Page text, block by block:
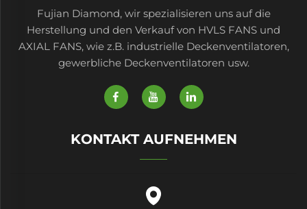
Fujian Diamond, wir spezialisieren uns auf die
Herstellung und den Verkauf von HVLS FANS und
AXIAL FANS, wie z.B. industrielle Deckenventilatoren,
gewerbliche Deckenventilatoren usw.
KONTAKT AUFNEHMEN